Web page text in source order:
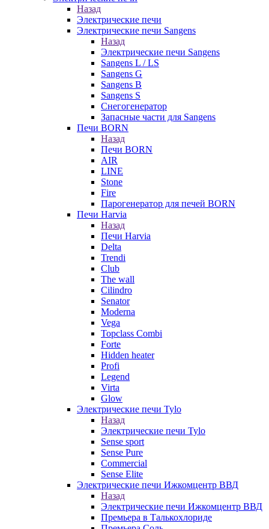
Назад
Электрические печи
Электрические печи Sangens
Назад
Электрические печи Sangens
Sangens L / LS
Sangens G
Sangens B
Sangens S
Снегогенератор
Запасные части для Sangens
Печи BORN
Назад
Печи BORN
AIR
LINE
Stone
Fire
Парогенератор для печей BORN
Печи Harvia
Назад
Печи Harvia
Delta
Trendi
Club
The wall
Cilindro
Senator
Moderna
Vega
Topclass Combi
Forte
Hidden heater
Profi
Legend
Virta
Glow
Электрические печи Tylo
Назад
Электрические печи Tylo
Sense sport
Sense Pure
Commercial
Sense Elite
Электрические печи Ижкомцентр ВВД
Назад
Электрические печи Ижкомцентр ВВД
Премьера в Талькохлориде